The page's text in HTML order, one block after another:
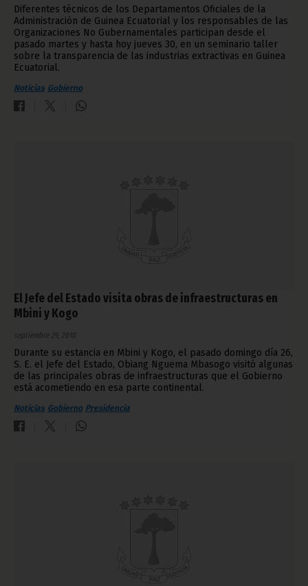
Diferentes técnicos de los Departamentos Oficiales de la
Administración de Guinea Ecuatorial y los responsables de las
Organizaciones No Gubernamentales participan desde el
pasado martes y hasta hoy jueves 30, en un seminario taller
sobre la transparencia de las industrias extractivas en Guinea
Ecuatorial.
Noticias Gobierno
El Jefe del Estado visita obras de infraestructuras en
Mbini y Kogo
septiembre 29, 2010
Durante su estancia en Mbini y Kogo, el pasado domingo día 26,
S. E. el Jefe del Estado, Obiang Nguema Mbasogo visitó algunas
de las principales obras de infraestructuras que el Gobierno
está acometiendo en esa parte continental.
Noticias Gobierno Presidencia